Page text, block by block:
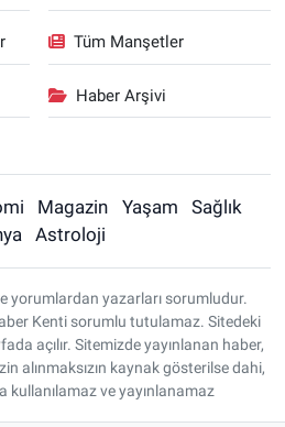
Tüm Manşetler
Haber Arşivi
Magazin Yaşam
Sağlık
Astroloji
yorumlardan yazarları sorumludur.
Kenti sorumlu tutulamaz. Sitedeki
açılır. Sitemizde yayınlanan haber,
alınmaksızın kaynak gösterilse dahi,
kullanılamaz ve yayınlanamaz